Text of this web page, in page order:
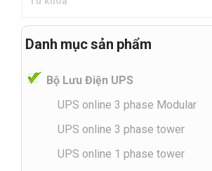
Danh mục sản phẩm
Bộ Lưu Điện UPS
UPS online 3 phase Modular
UPS online 3 phase tower
UPS online 1 phase tower